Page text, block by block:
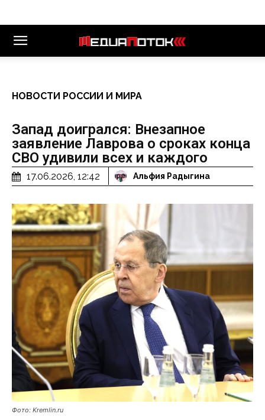
НОВОСТИ РОССИИ И МИРА
Запад доигрался: Внезапное
заявление Лаврова о сроках конца
СВО удивили всех и каждого
17.06.2026, 12:42 Альфия Радыгина
Фото: Kremlin.ru